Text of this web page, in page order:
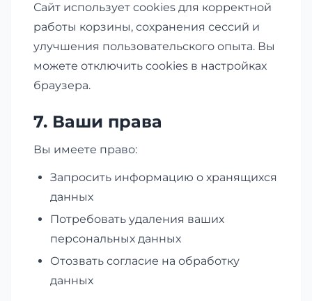
Сайт использует cookies для корректной
работы корзины, сохранения сессий и
улучшения пользовательского опыта. Вы
можете отключить cookies в настройках
браузера.
7. Ваши права
Вы имеете право:
Запросить информацию о хранящихся
данных
Потребовать удаления ваших
персональных данных
Отозвать согласие на обработку
данных